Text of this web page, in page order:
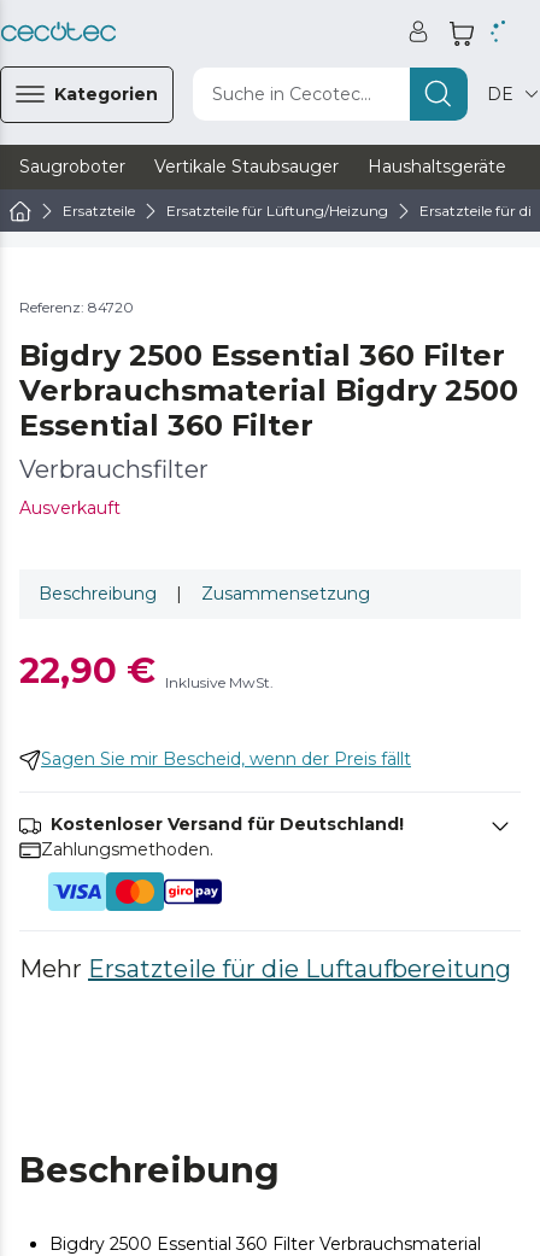
Kategorien Suche in Cecotec... DE
Saugroboter Vertikale Staubsauger Haushaltsgeräte
Ersatzteile Ersatzteile für Lüftung/Heizung Ersatzteile für
Referenz: 84720
Bigdry 2500 Essential 360 Filter
Verbrauchsmaterial Bigdry 2500
Essential 360 Filter
Verbrauchsfilter
Ausverkauft
Beschreibung | Zusammensetzung
22,90 € Inklusive MwSt.
Sagen Sie mir Bescheid, wenn der Preis fällt
Kostenloser Versand für Deutschland!
Zahlungsmethoden.
Mehr Ersatzteile für die Luftaufbereitung
Beschreibung
Bigdry 2500 Essential 360 Filter Verbrauchsmaterial